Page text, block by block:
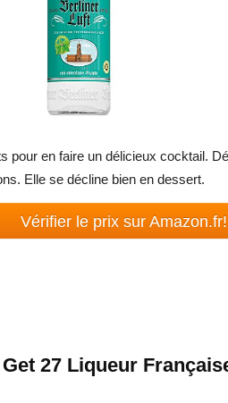
pour en faire un délicieux cocktail.
Elle se décline bien en dessert.
Vérifier le prix sur Amazon.fr!
27 Liqueur